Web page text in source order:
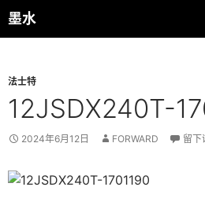
跳
至
墨水
搜
索
法士特
12JSDX240T-
2024年6月12日 FORWARD 留下